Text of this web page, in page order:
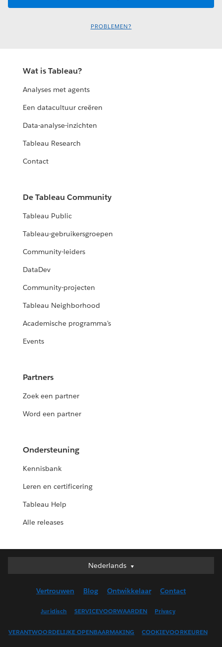
PROBLEMEN?
Wat is Tableau?
Analyses met agents
Een datacultuur creëren
Data-analyse-inzichten
Tableau Research
Contact
De Tableau Community
Tableau Public
Tableau-gebruikersgroepen
Community-leiders
DataDev
Community-projecten
Tableau Neighborhood
Academische programma's
Events
Partners
Zoek een partner
Word een partner
Ondersteuning
Kennisbank
Leren en certificering
Tableau Help
Alle releases
Nederlands
Nederlands
English (UK)
Français (Canada)
Vertrouwen Blog Ontwikkelaar Contact
Juridisch SERVICEVOORWAARDEN Privacy
VERANTWOORDELIJKE OPENBAARMAKING COOKIEVOORKEUREN